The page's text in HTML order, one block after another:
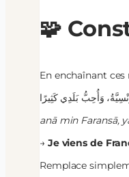
🧩
En enchaînant
anā min Faransā,
→ Je viens de
Remplace